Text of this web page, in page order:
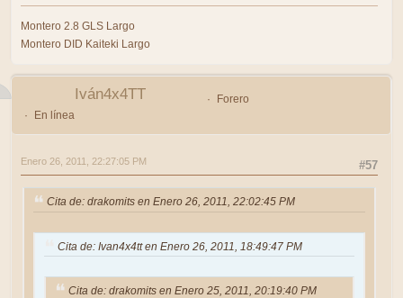
Montero 2.8 GLS Largo
Montero DID Kaiteki Largo
Iván4x4TT
Forero
En línea
#57
Enero 26, 2011, 22:27:05 PM
Cita de: drakomits en Enero 26, 2011, 22:02:45 PM
Cita de: Ivan4x4tt en Enero 26, 2011, 18:49:47 PM
Cita de: drakomits en Enero 25, 2011, 20:19:40 PM